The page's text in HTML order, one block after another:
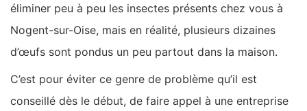
éliminer peu à peu les insectes présents chez vous à
Nogent-sur-Oise, mais en réalité, plusieurs dizaines
d’œufs sont pondus un peu partout dans la maison.
C’est pour éviter ce genre de problème qu’il est
conseillé dès le début, de faire appel à une entreprise